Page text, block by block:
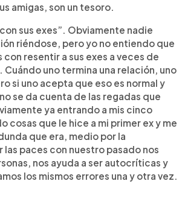
amigas, son un tesoro.
sus exes”. Obviamente nadie
riéndose, pero yo no entiendo que
con resentir a sus exes a veces de
Cuándo uno termina una relación, uno
si uno acepta que eso es normal y
se da cuenta de las regadas que
ya entrando a mis cinco
cosas que le hice a mi primer ex y me
que era, medio por la
las paces con nuestro pasado nos
nos ayuda a ser autocríticas y
los mismos errores una y otra vez.